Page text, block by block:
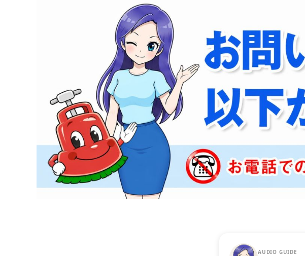
AUDIO GUIDE